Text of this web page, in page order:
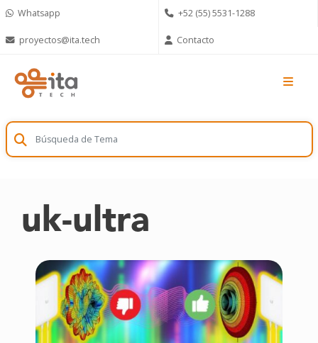
Whatsapp +52 (55) 5531-1288
proyectos@ita.tech Contacto
uk-ultra